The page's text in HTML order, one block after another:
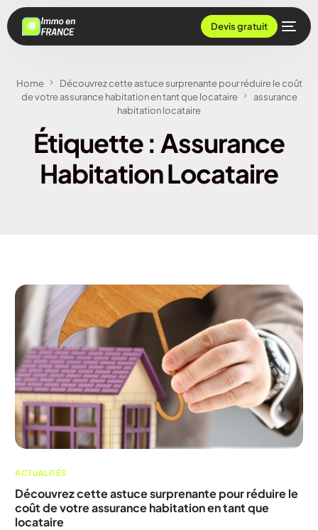
Devis gratuit
Home
Découvrez cette astuce surprenante pour réduire le coût
de votre assurance habitation en tant que locataire
assurance
habitation locataire
Étiquette : Assurance
Habitation Locataire
ACTUALITÉS
Découvrez cette astuce surprenante pour réduire le
coût de votre assurance habitation en tant que
locataire